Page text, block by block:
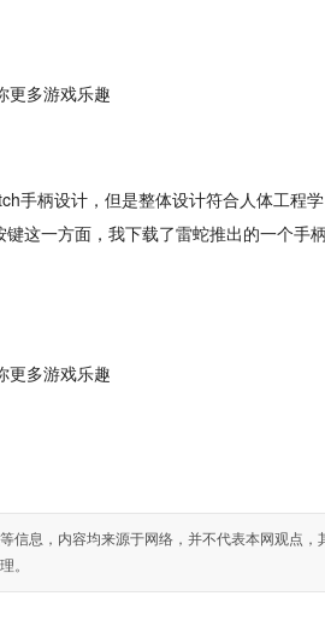
手柄设计，但是整体设计符合人体工程
这一方面，我下载了雷蛇推出的一个
信息，内容均来源于网络，并不代表本网观点
。